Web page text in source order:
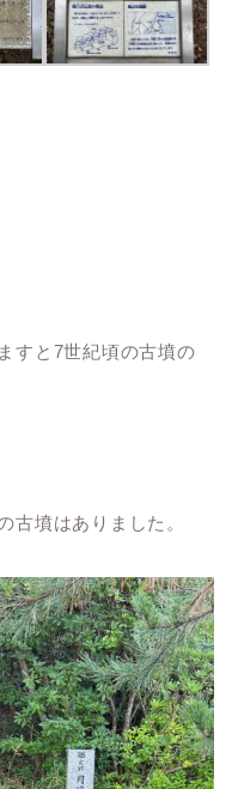
すと7世紀頃の古墳の
古墳はありました。